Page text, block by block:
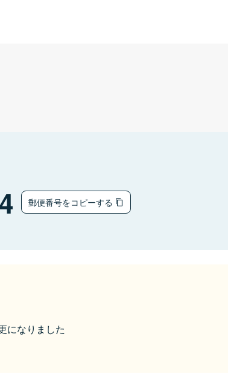
郵便番号をコピーする
になりました